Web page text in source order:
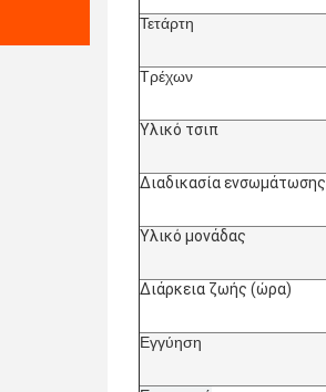
Τετάρτη
Τρέχων
Υλικό τσιπ
Διαδικασία ενσωμάτωσης
Υλικό μονάδας
Διάρκεια ζωής (ώρα)
Εγγύηση